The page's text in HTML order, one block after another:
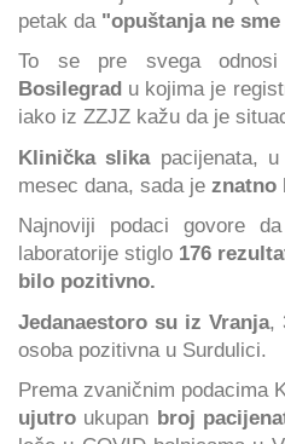
petak da "opuštanja ne
To se pre svega
Bosilegrad u kojima je
iako iz ZZJZ kažu da je
Klinička slika pacijenata,
mesec dana, sada je znatno
Najnoviji podaci govore
laboratorije stiglo 176
bilo pozitivno.
Jedanaestoro su iz Vranja,
osoba pozitivna u Surdulici.
Prema zvaničnim podacima
ujutro ukupan broj